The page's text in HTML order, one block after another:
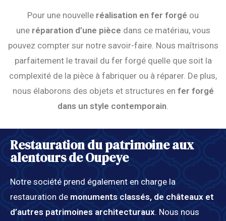
Pour une nouvelle réalisation en fer forgé ou
une réparation d’une pièce dans ce matériau, vous
pouvez compter sur notre savoir-faire. Nous maîtrisons
parfaitement le travail du fer forgé quelle que soit la
complexité de la pièce à fabriquer ou à réparer. De plus,
nous élaborons des objets et structures en fer forgé
dans un style contemporain
Restauration du patrimoine aux
alentours de Oupeye
Notre société prend également en charge la
restauration de monuments classés, de châteaux et
d’autres patrimoines architecturaux. Nous nous